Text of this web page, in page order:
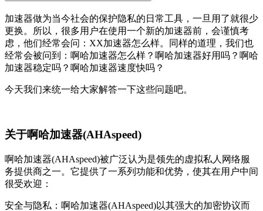
加速器做为当今社会的保护隐私的日常工具，一旦用了就很少
更换。所以，很多用户在使用一个新的加速器前，会谨慎考
虑，他们经常会问：XX加速器怎么样。同样的道理，我们也
经常会被问到：啊哈加速器怎么样？啊哈加速器好用吗？啊哈
加速器稳定吗？啊哈加速器速度快吗？
今天我们来统一给大家解答一下这些问题吧。
关于啊哈加速器(AHAspeed)
啊哈加速器(AHAspeed)被广泛认为是领先的虚拟私人网络服
务提供商之一。它提供了一系列功能和优势，使其在用户中间
很受欢迎：
安全与隐私：啊哈加速器(AHAspeed)以其强大的加密协议而